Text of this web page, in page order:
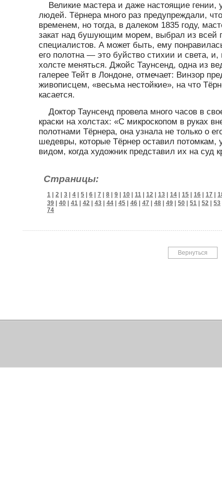
Великие мастера и даже настоящие
людей. Тёрнера много раз предупреждали,
временем, но тогда, в далеком 1835 году,
закат над бушующим морем, выбрал из всей
специалистов. А может быть, ему
его полотна — это буйство стихии и света,
холсте меняться. Джойс Таунсенд, одна из
галерее Тейт в Лондоне, отмечает: Винзор
живописцем, «весьма нестойкие», на что
касается.
Доктор Таунсенд провела много часов в
краски на холстах: «С микроскопом в руках
полотнами Тёрнера, она узнала не только о
шедевры, которые Тёрнер оставил
видом, когда художник представил их на суд
Страницы:
1 2 3 4 5 6 7 8 9 10 11 12 13 14 15 16 17
39
40 41 42 43 44 45 46 47 48 49 50 51 52 53
74